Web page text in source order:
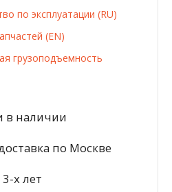
по эксплуатации (RU)
(EN)
грузоподъемность
в наличии
по Москве
х лет